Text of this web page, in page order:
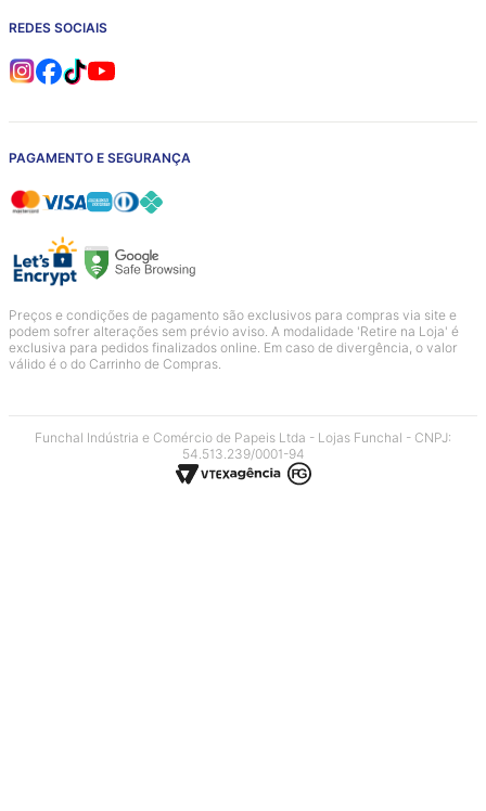
REDES SOCIAIS
PAGAMENTO E SEGURANÇA
Preços e condições de pagamento são exclusivos para compras via site e
podem sofrer alterações sem prévio aviso. A modalidade 'Retire na Loja' é
exclusiva para pedidos finalizados online. Em caso de divergência, o valor
válido é o do Carrinho de Compras.
Funchal Indústria e Comércio de Papeis Ltda - Lojas Funchal - CNPJ:
54.513.239/0001-94